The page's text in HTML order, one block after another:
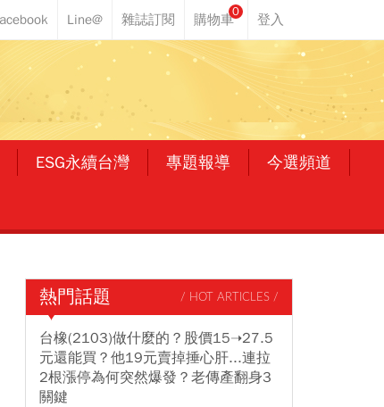
0
ESG永續台灣 專題報導 今選頻道
熱門話題 / HOT ARTICLES /
台橡(2103)做什麼的？股價15➝27.5
元還能買？他19元賣掉捶心肝...連拉
2根漲停為何突然爆發？老傳產翻身3
關鍵